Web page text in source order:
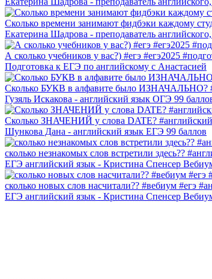
Сколько времени занимают фидбэки каждому
Екатерина Шадрова - преподаватель
А сколько учебников у вас?) #егэ #егэ2025
Подготовка к ЕГЭ по английскому с Анастасией
Сколько БУКВ в алфавите было ИЗНАЧАЛЬНО?
Гузяль Искакова - английский язык ОГЭ 99
Сколько ЗНАЧЕНИЙ у слова DATE?
Шункова Дана - английский язык ЕГЭ 99 баллов
сколько незнакомых слов встретили здесь??
ЕГЭ английский язык - Кристина Спенсер
сколько новых слов насчитали?? #вебиум #егэ
ЕГЭ английский язык - Кристина Спенсер